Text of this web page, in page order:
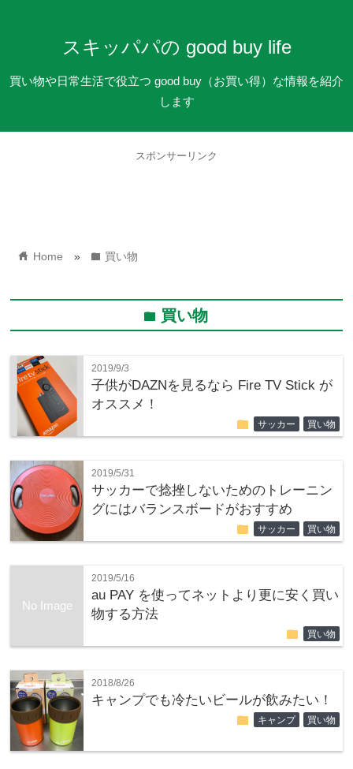
スキッパパの good buy life
買い物や日常生活で役立つ good buy（お買い得）な情報を紹介
します
スポンサーリンク
home Home » folder 買い物
folder 買い物
2019/9/3
子供がDAZNを見るなら Fire TV Stick が
オススメ！
folder サッカー 買い物
2019/5/31
サッカーで捻挫しないためのトレーニン
グにはバランスボードがおすすめ
folder サッカー 買い物
No Image
2019/5/16
au PAY を使ってネットより更に安く買い
物する方法
folder 買い物
2018/8/26
キャンプでも冷たいビールが飲みたい！
folder キャンプ 買い物